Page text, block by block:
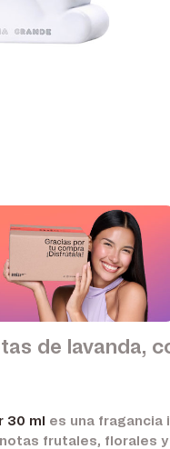
de lavanda,
30 ml
es una fragancia
frutales, florales